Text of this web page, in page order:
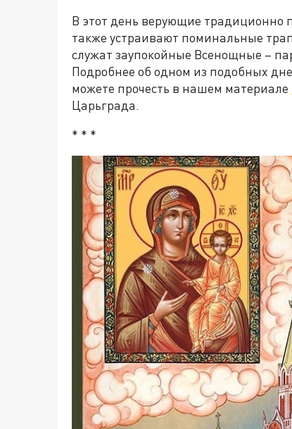
В этот день верующие
также устраивают поминальные
служат заупокойные Всенощные –
Подробнее об одном из подобных
можете прочесть в нашем материале
Царьграда.
* * *